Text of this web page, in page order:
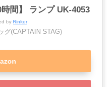
間】 ランプ UK-4053
by Rinker
グ(CAPTAIN STAG)